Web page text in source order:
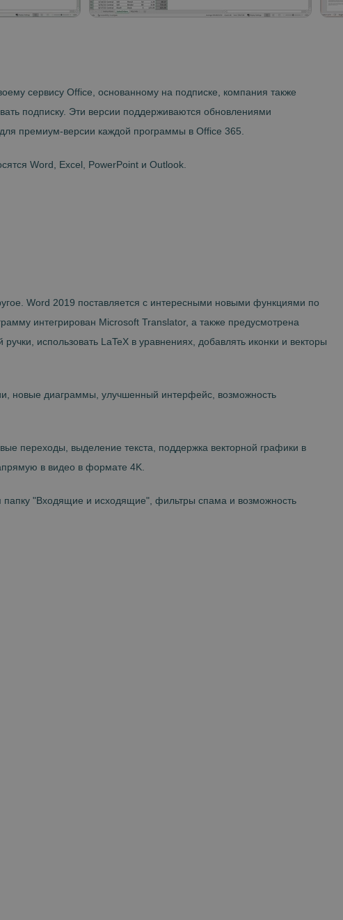
сервису Office, основанному на подписке, компания также
подписку. Эти версии поддерживаются обновлениями
премиум-версии каждой программы в Office 365.
Word, Excel, PowerPoint и Outlook.
Word 2019 поставляется с интересными новыми функциями по
интегрирован Microsoft Translator, а также предусмотрена
использовать LaTeX в уравнениях, добавлять иконки и векторы
новые диаграммы, улучшенный интерфейс, возможность
переходы, выделение текста, поддержка векторной графики в
в видео в формате 4K.
"Входящие и исходящие", фильтры спама и возможность